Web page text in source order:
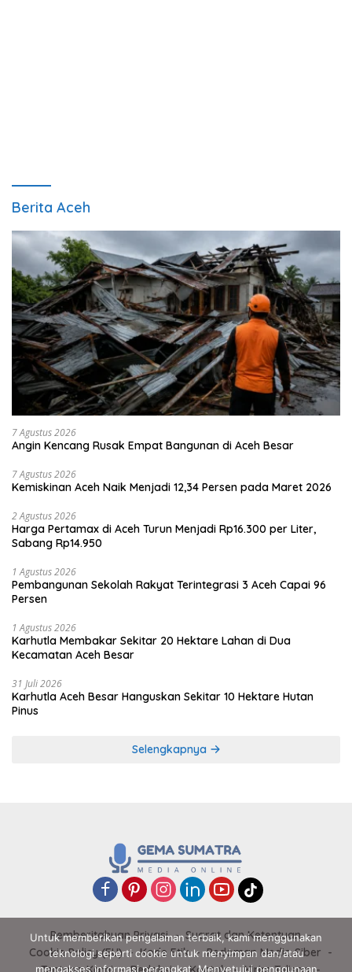
Berita Aceh
7 Agustus 2026
Angin Kencang Rusak Empat Bangunan di Aceh Besar
7 Agustus 2026
Kemiskinan Aceh Naik Menjadi 12,34 Persen pada Maret 2026
2 Agustus 2026
Harga Pertamax di Aceh Turun Menjadi Rp16.300 per Liter,
Sabang Rp14.950
1 Agustus 2026
Pembangunan Sekolah Rakyat Terintegrasi 3 Aceh Capai 96
Persen
1 Agustus 2026
Karhutla Membakar Sekitar 20 Hektare Lahan di Dua
Kecamatan Aceh Besar
31 Juli 2026
Karhutla Aceh Besar Hanguskan Sekitar 10 Hektare Hutan
Pinus
Selengkapnya
Pemberitahuan Privasi
Syarat dan Ketentuan
Cookie Policy (EU)
Kode Etik
Pedoman Media Siber
Untuk memberikan pengalaman terbaik, kami menggunakan
teknologi seperti cookie untuk menyimpan dan/atau
mengakses informasi perangkat. Menyetujui penggunaan